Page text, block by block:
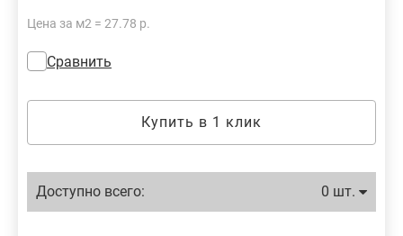
Цена за м2 = 27.78 р.
Сравнить
Купить в 1 клик
Доступно всего: 0 шт.